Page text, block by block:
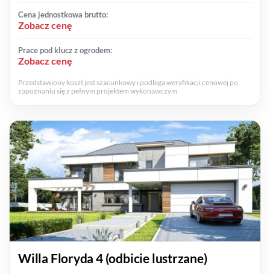
Cena jednostkowa brutto:
Zobacz cenę
Prace pod klucz z ogrodem:
Zobacz cenę
Przedstawiony koszt jest szacunkowy i podlega weryfikacji cenowej po
zapoznaniu się z pełnym projektem wykonawczym
Willa Floryda 4 (odbicie lustrzane)